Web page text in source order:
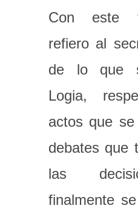
Con este
refiero al
de lo que
Logia,
actos que
debates que
las
finalmente